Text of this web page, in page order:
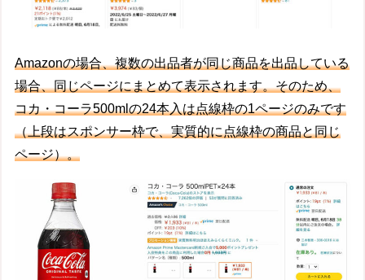
Amazonの場合、複数の出品者が同じ商品を出品している
場合、同じページにまとめて表示されます。そのため、
コカ・コーラ500mlの24本入は点線枠の1ページのみです
（上段はスポンサー枠で、実質的に点線枠の商品と同じ
ページ）。